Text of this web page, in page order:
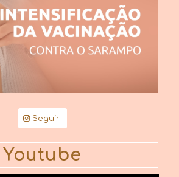
Seguir
Youtube